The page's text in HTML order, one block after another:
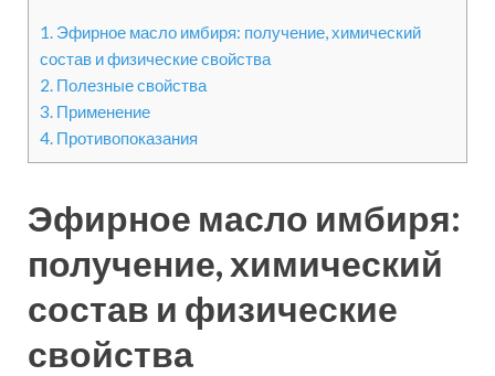
1. Эфирное масло имбиря: получение, химический
состав и физические свойства
2. Полезные свойства
3. Применение
4. Противопоказания
Эфирное масло имбиря:
получение, химический
состав и физические
свойства